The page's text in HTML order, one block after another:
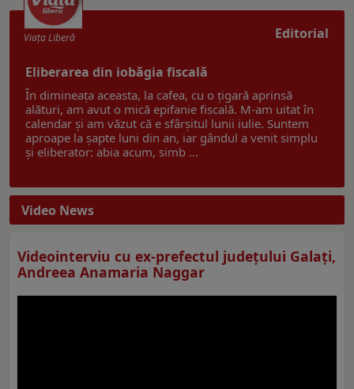
Editorial
Viaţa Liberă
Eliberarea din iobăgia fiscală
În dimineața aceasta, la cafea, cu o țigară aprinsă
alături, am avut o mică epifanie fiscală. M-am uitat în
calendar și am văzut că e sfârșitul lunii iulie. Suntem
aproape la șapte luni din an, iar gândul a venit simplu
și eliberator: abia acum, simb ...
Video News
Videointerviu cu ex-prefectul judeţului Galaţi,
Andreea Anamaria Naggar